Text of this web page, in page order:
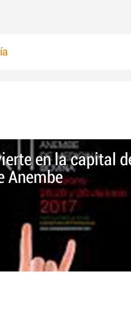
en la capital
Anembe